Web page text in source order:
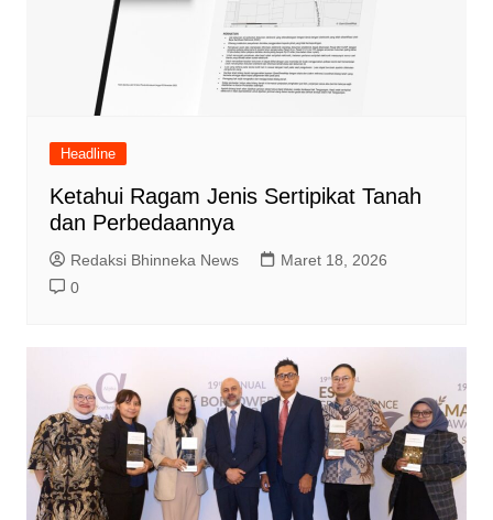
Headline
Ketahui Ragam Jenis Sertipikat Tanah
dan Perbedaannya
Redaksi Bhinneka News
Maret 18, 2026
0